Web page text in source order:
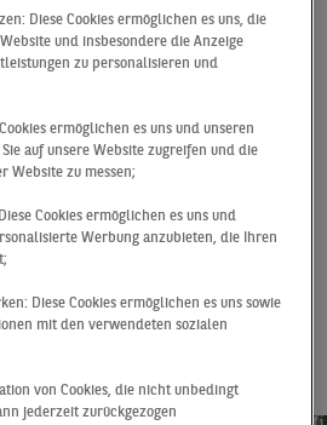
auf der anderen Seite
Der Aufwand für eine kurzfristige
vergleichbar mit dem für eine
der für mehrere Jahre
in denen Eigentümer von
profitiert haben, nämlich
attraktiver wurden und eine
sobald Leerstand besteht,
Diese Cookies ermöglichen es uns, die
und insbesondere die Anzeige
zu personalisieren und
ermöglichen es uns und unseren
auf unsere Website zugreifen und die
Website zu messen;
Cookies ermöglichen es uns und
Werbung anzubieten, die Ihren
Diese Cookies ermöglichen es uns sowie
mit den verwendeten sozialen
von Cookies, die nicht unbedingt
jederzeit zurückgezogen